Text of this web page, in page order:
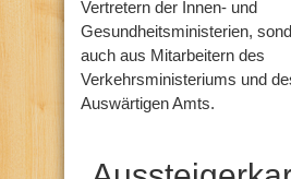
Vertretern der Innen- und
Gesundheitsministerien,
auch aus Mitarbeitern des
Verkehrsministeriums und
Auswärtigen Amts.